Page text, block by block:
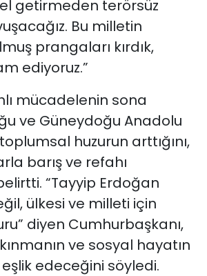
getirmeden terörsüz
Bu milletin
prangaları kırdık,
ediyoruz.”
mücadelenin sona
ve Güneydoğu Anadolu
huzurun arttığını,
barış ve refahı
“Tayyip Erdoğan
ülkesi ve milleti için
diyen Cumhurbaşkanı,
ve sosyal hayatın
edeceğini söyledi.